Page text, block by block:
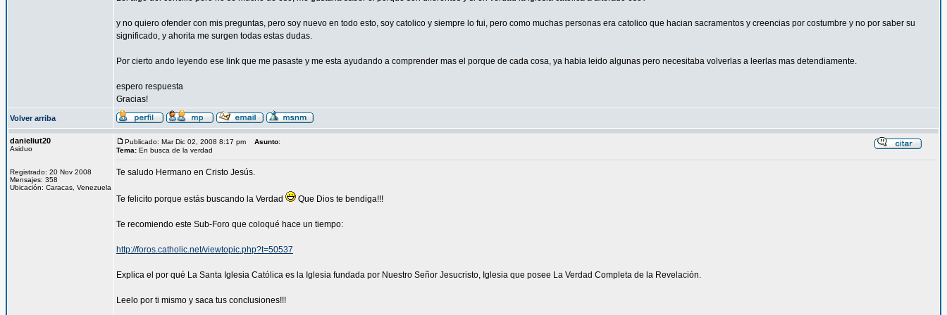
y no quiero ofender con mis preguntas, pero soy nuevo en todo esto, soy catolico y siempre lo fui, pero como muchas personas era catolico que hacian sacramentos y creencias por costumbre y no por saber su
significado, y ahorita me surgen todas estas dudas.
Por cierto ando leyendo ese link que me pasaste y me esta ayudando a comprender mas el porque de cada cosa, ya habia leido algunas pero necesitaba volverlas a leerlas mas detendiamente.
espero respuesta
Gracias!
Volver arriba
danieliut20
Asiduo
Registrado: 20 Nov 2008
Mensajes: 358
Ubicación: Caracas, Venezuela
Publicado: Mar Dic 02, 2008 8:17 pm Asunto:
Tema: En busca de la verdad
Te saludo Hermano en Cristo Jesús.
Te felicito porque estás buscando la Verdad Que Dios te bendiga!!!
Te recomiendo este Sub-Foro que coloqué hace un tiempo:
http://foros.catholic.net/viewtopic.php?t=50537
Explica el por qué La Santa Iglesia Católica es la Iglesia fundada por Nuestro Señor Jesucristo, Iglesia que posee La Verdad Completa de la Revelación.
Leelo por ti mismo y saca tus conclusiones!!!